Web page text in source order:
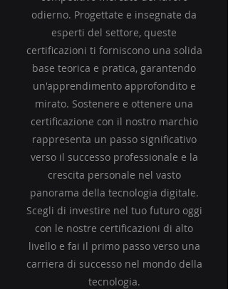
odierno. Progettate e insegnate da
esperti del settore, queste
certificazioni ti forniscono una solida
base teorica e pratica, garantendo
un'apprendimento approfondito e
mirato. Sostenere e ottenere una
certificazione con il nostro marchio
rappresenta un passo significativo
verso il successo professionale e la
crescita personale nel vasto
panorama della tecnologia digitale.
Scegli di investire nel tuo futuro oggi
con le nostre certificazioni di alto
livello e fai il primo passo verso una
carriera di successo nel mondo della
tecnologia.